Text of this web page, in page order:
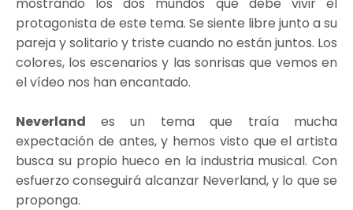
protagonista de este tema. Se siente libre junto a su
pareja y solitario y triste cuando no están juntos. Los
colores, los escenarios y las sonrisas que vemos en
el vídeo nos han encantado.
Neverland es un tema que traía mucha
expectación de antes, y hemos visto que el artista
busca su propio hueco en la industria musical. Con
esfuerzo conseguirá alcanzar Neverland, y lo que se
proponga.